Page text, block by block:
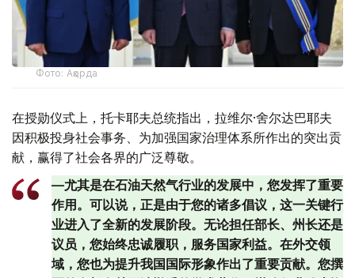
Фото: Ақорда
在授勋仪式上，托卡耶夫总统指出，拉维尔·舍尔达巴耶夫
因积极投身社会事务、为加强国家治理体系所作出的突出贡
献，赢得了社会各界的广泛尊敬。
—尤其是在石油天然气行业的发展中，您发挥了重要
作用。可以说，正是由于您的诸多倡议，这一关键行
业进入了全新的发展阶段。无论担任部长、州长还是
议员，您始终忠诚履职，服务国家利益。在外交领
域，您也为提升我国国际形象作出了重要贡献。您撰